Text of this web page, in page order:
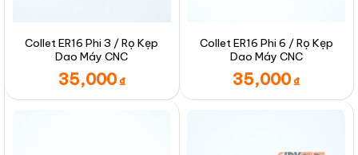
Collet ER16 Phi 3 / Rọ Kẹp
Dao Máy CNC
35,000 ₫
Collet ER16 Phi 6 / Rọ Kẹp
Dao Máy CNC
35,000 ₫